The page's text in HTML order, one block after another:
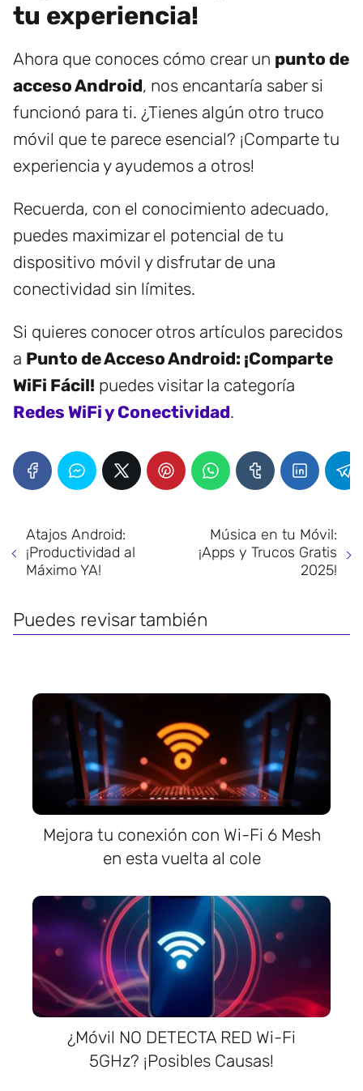
tu experiencia!
Ahora que conoces cómo crear un punto de
acceso Android, nos encantaría saber si
funcionó para ti. ¿Tienes algún otro truco
móvil que te parece esencial? ¡Comparte tu
experiencia y ayudemos a otros!
Recuerda, con el conocimiento adecuado,
puedes maximizar el potencial de tu
dispositivo móvil y disfrutar de una
conectividad sin límites.
Si quieres conocer otros artículos parecidos
a Punto de Acceso Android: ¡Comparte
WiFi Fácil! puedes visitar la categoría
Redes WiFi y Conectividad.
Atajos Android:
¡Productividad al
Máximo YA!
Música en tu Móvil:
¡Apps y Trucos Gratis
2025!
Puedes revisar también
Mejora tu conexión con Wi-Fi 6 Mesh
en esta vuelta al cole
¿Móvil NO DETECTA RED Wi-Fi
5GHz? ¡Posibles Causas!